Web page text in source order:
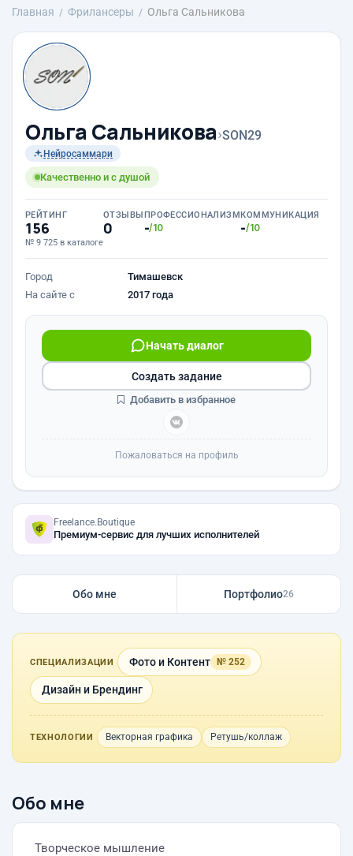
Главная Фрилансеры Ольга Сальникова
Ольга Сальникова›SON29
Нейросаммари
Качественно и с душой
РЕЙТИНГ
156
№ 9 725 в каталоге
ОТЗЫВЫ
0
ПРОФЕССИОНАЛИЗМ
-/10
КОММУНИКАЦИЯ
-/10
Город
Тимашевск
На сайте с
2017 года
Начать диалог
Создать задание
Добавить в избранное
Пожаловаться на профиль
Freelance.Boutique
Премиум-сервис для лучших исполнителей
Обо мне Портфолио26
СПЕЦИАЛИЗАЦИИ Фото и Контент № 252
Дизайн и Брендинг
ТЕХНОЛОГИИ Векторная графика Ретушь/коллаж
Обо мне
Творческое мышление